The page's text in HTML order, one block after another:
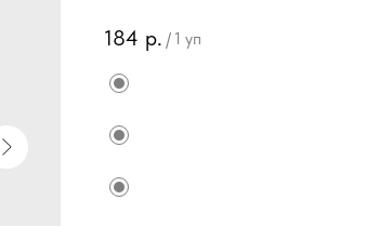
184 р. / 1 уп